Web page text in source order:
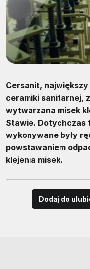
Cersanit,
ceramiki sanitarnej,
wytwarzana misek
Stawie. Dotychczas
wykonywane były
powstawaniem
klejenia misek.
Dodaj do